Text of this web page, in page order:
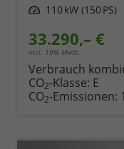
Leistung 110 kW (150 PS)
33.290,– €
incl. 19% MwSt.
Verbrauch
CO2-Klasse: E
CO2-Emissionen: